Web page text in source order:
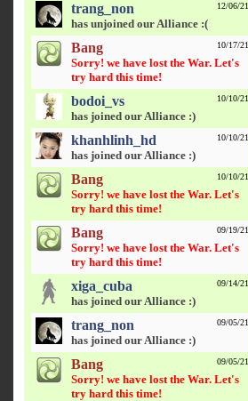
trang_non 12/06/21
has unjoined our Alliance :(
Bang 10/17/21
Sorry! we have lost the War. Let's
try hard this time!
bodoi_vs 10/10/21
has joined our Alliance :)
khanhlinh_hd 10/10/21
has joined our Alliance :)
Bang 10/10/21
Sorry! we have lost the War. Let's
try hard this time!
Bang 09/19/21
Sorry! we have lost the War. Let's
try hard this time!
xiga_cuba 09/14/21
has joined our Alliance :)
trang_non 09/05/21
has joined our Alliance :)
Bang 09/05/21
Sorry! we have lost the War. Let's
try hard this time!